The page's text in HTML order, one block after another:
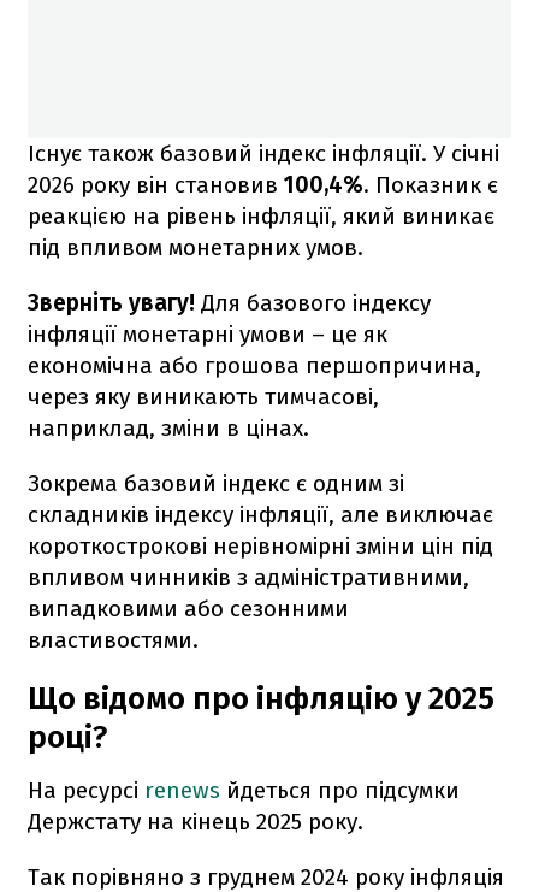
Існує також базовий індекс інфляції. У січні
2026 року він становив 100,4%. Показник є
реакцією на рівень інфляції, який виникає
під впливом монетарних умов.
Зверніть увагу! Для базового індексу
інфляції монетарні умови – це як
економічна або грошова першопричина,
через яку виникають тимчасові,
наприклад, зміни в цінах.
Зокрема базовий індекс є одним зі
складників індексу інфляції, але виключає
короткострокові нерівномірні зміни цін під
впливом чинників з адміністративними,
випадковими або сезонними
властивостями.
Що відомо про інфляцію у 2025
році?
На ресурсі renews йдеться про підсумки
Держстату на кінець 2025 року.
Так порівняно з груднем 2024 року інфляція